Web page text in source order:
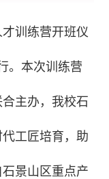
训练营开班仪
。本次训练营
主办，我校石
工匠培育，助
景山区重点产